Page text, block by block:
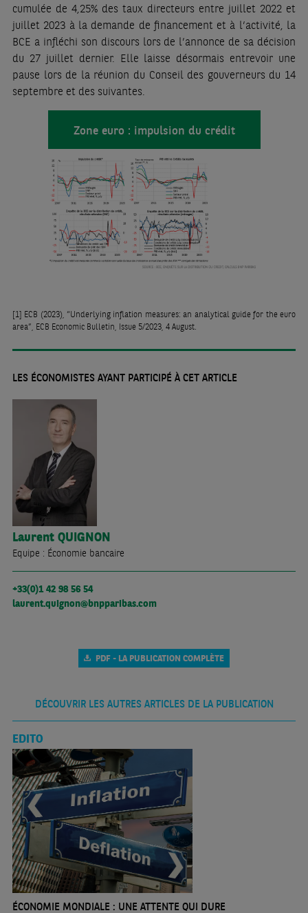
cumulée de 4,25% des taux directeurs entre juillet 2022 et
juillet 2023 à la demande de financement et à l’activité, la
BCE a infléchi son discours lors de l’annonce de sa décision
du 27 juillet dernier. Elle laisse désormais entrevoir une
pause lors de la réunion du Conseil des gouverneurs du 14
septembre et des suivantes.
Zone euro : impulsion du crédit
[1] ECB (2023), “Underlying inflation measures: an analytical guide for the euro
area”, ECB Economic Bulletin, Issue 5/2023, 4 August.
LES ÉCONOMISTES AYANT PARTICIPÉ À CET ARTICLE
Laurent QUIGNON
Equipe : Économie bancaire
+33(0)1 42 98 56 54
laurent.quignon@bnpparibas.com
PDF - LA PUBLICATION COMPLÈTE
DÉCOUVRIR LES AUTRES ARTICLES DE LA PUBLICATION
EDITO
ÉCONOMIE MONDIALE : UNE ATTENTE QUI DURE